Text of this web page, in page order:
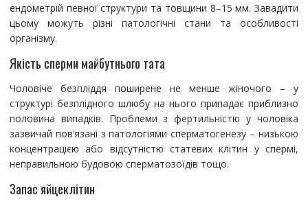
ендометрій певної структури та товщини 8–15 мм. Завадити
цьому можуть різні патологічні стани та особливості
організму.
Якість сперми майбутнього тата
Чоловіче безпліддя поширене не менше жіночого – у
структурі безплідного шлюбу на нього припадає приблизно
половина випадків. Проблеми з фертильністю у чоловіка
зазвичай пов’язані з патологіями сперматогенезу – низькою
концентрацією або відсутністю статевих клітин у спермі,
неправильною будовою сперматозоїдів тощо.
Запас яйцеклітин